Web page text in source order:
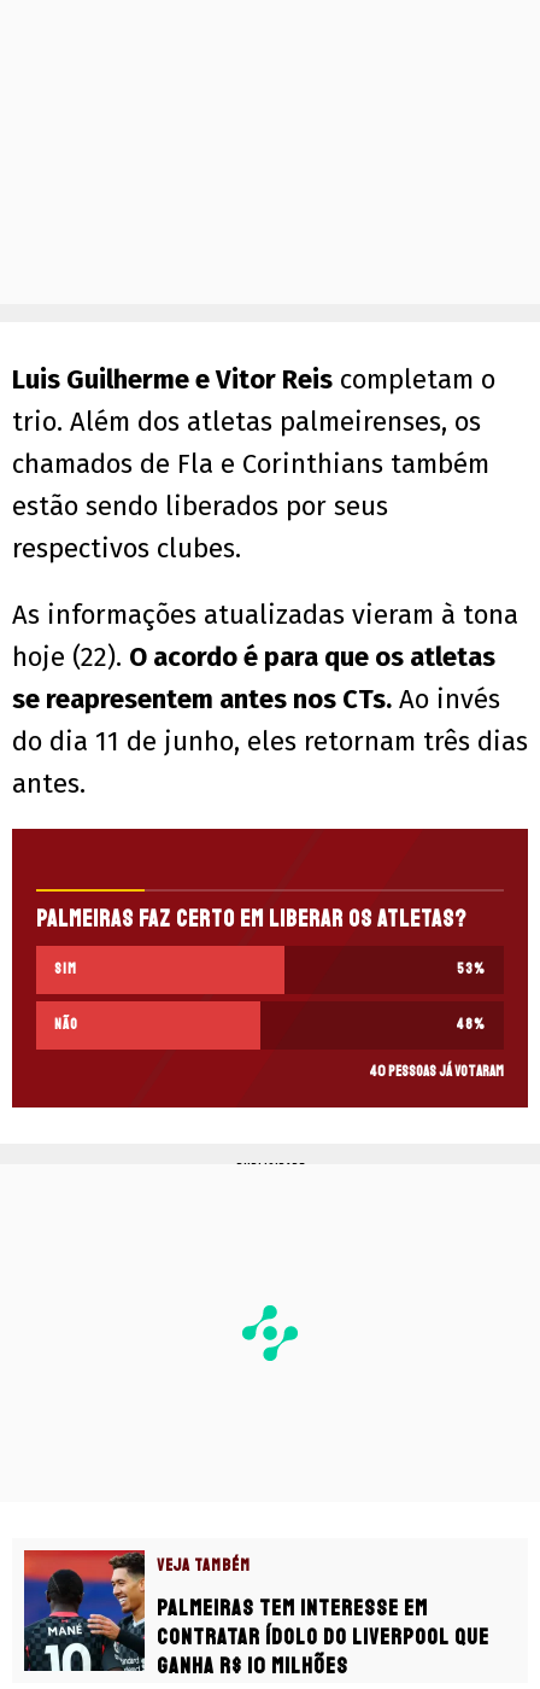
Luis Guilherme e Vitor Reis completam o
trio. Além dos atletas palmeirenses, os
chamados de Fla e Corinthians também
estão sendo liberados por seus
respectivos clubes.
As informações atualizadas vieram à tona
hoje (22). O acordo é para que os atletas
se reapresentem antes nos CTs. Ao invés
do dia 11 de junho, eles retornam três dias
antes.
Palmeiras faz certo em liberar os atletas?
SIM 53%
NÃO 48%
40 pessoas já votaram
PUBLICIDADE
VEJA TAMBÉM
Palmeiras tem interesse em
contratar ídolo do Liverpool que
ganha R$ 10 milhões